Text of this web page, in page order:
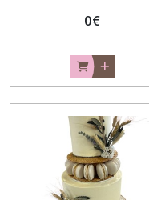
0€
Anniversaire
Femme
Anniversaire
adulte
Homme